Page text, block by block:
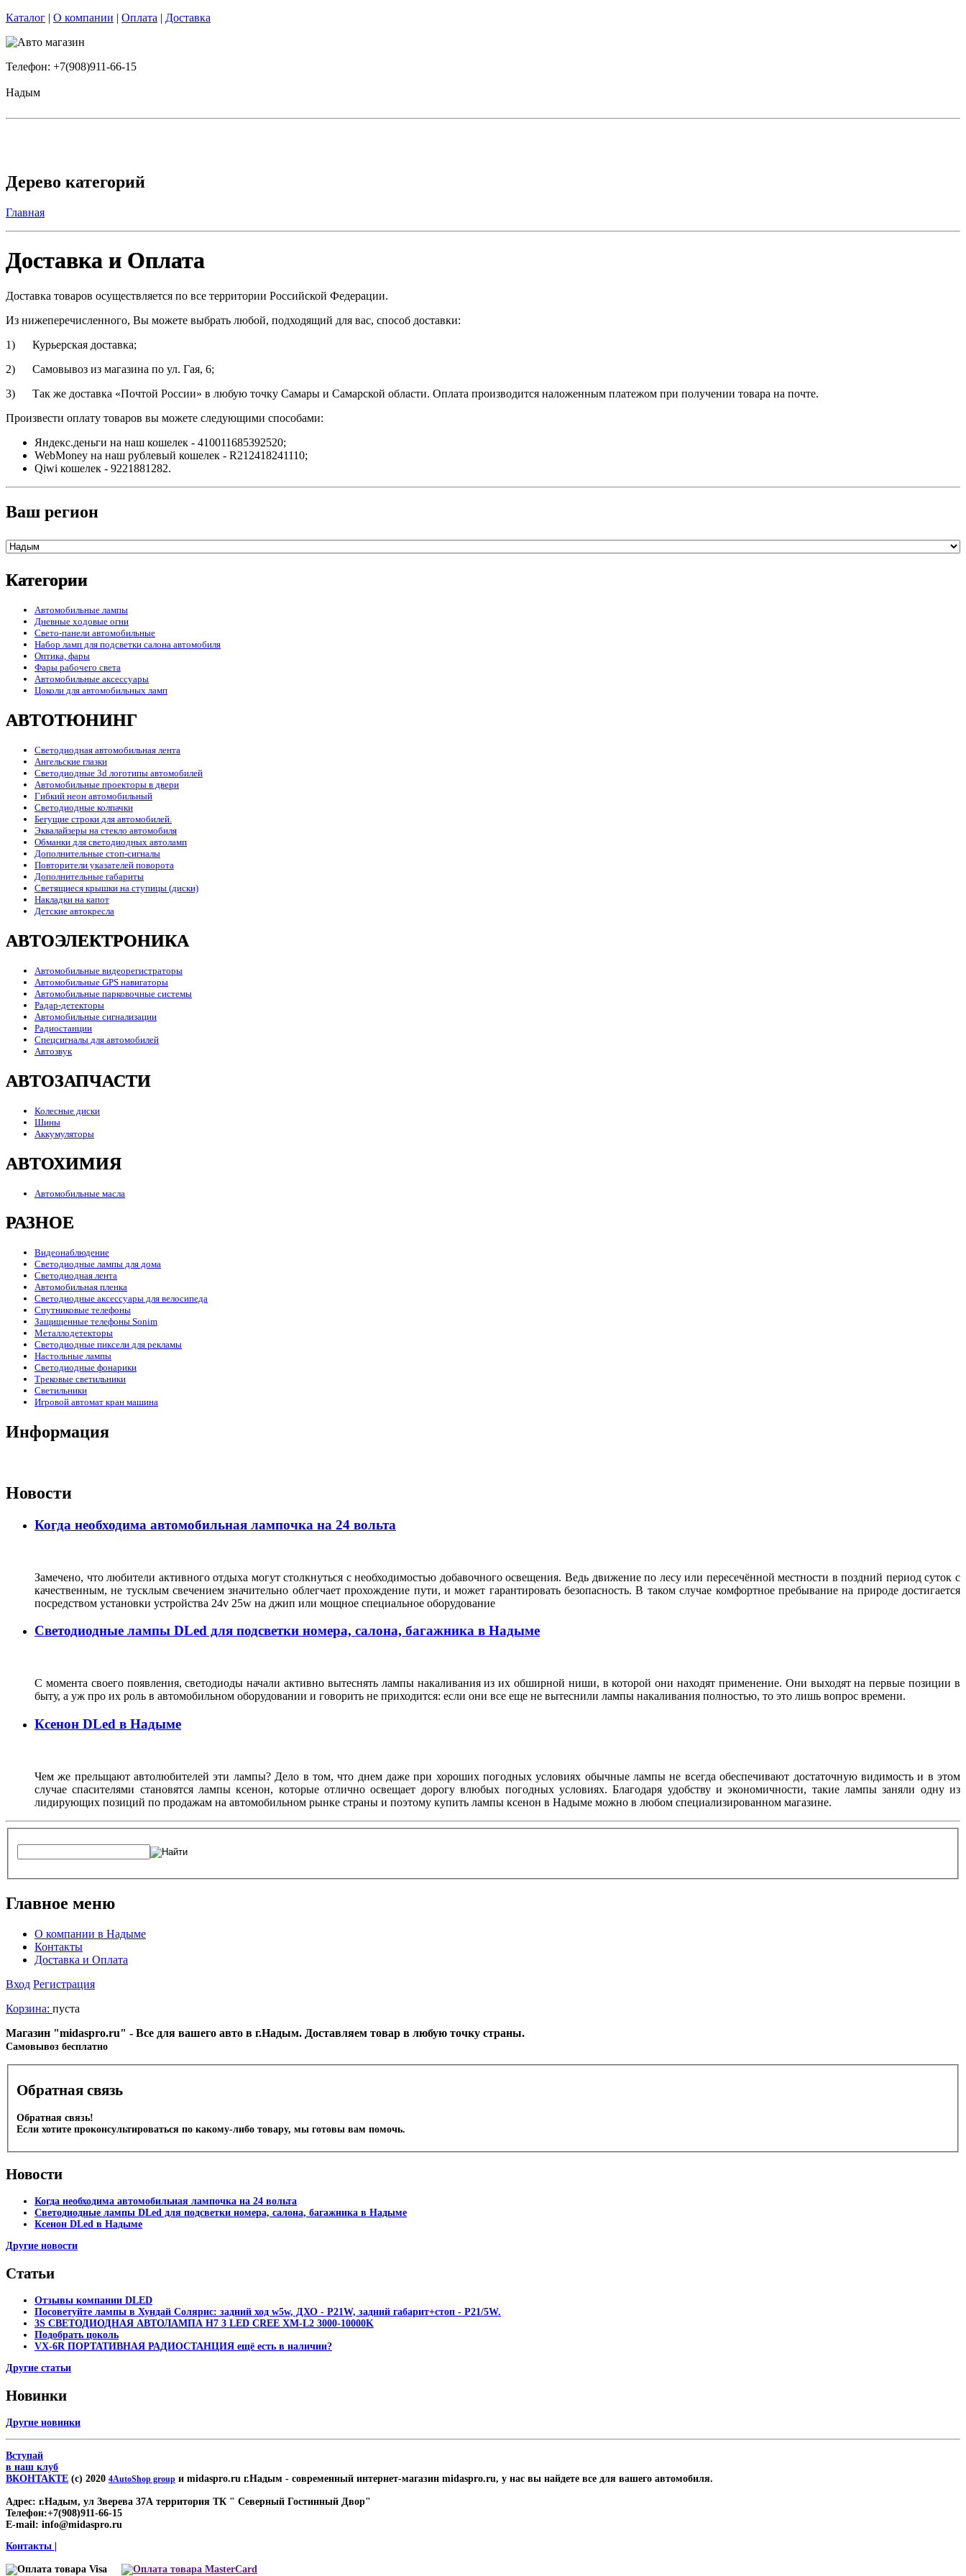
Каталог | О компании | Оплата | Доставка
Телефон: +7(908)911-66-15
Надым
Дерево категорий
Главная
Доставка и Оплата
Доставка товаров осуществляется по все территории Российской Федерации.
Из нижеперечисленного, Вы можете выбрать любой, подходящий для вас, способ доставки:
1) Курьерская доставка;
2) Самовывоз из магазина по ул. Гая, 6;
3) Так же доставка «Почтой России» в любую точку Самары и Самарской области. Оплата производится наложенным платежом при получении товара на почте.
Произвести оплату товаров вы можете следующими способами:
Яндекс.деньги на наш кошелек - 410011685392520;
WebMoney на наш рублевый кошелек - R212418241110;
Qiwi кошелек - 9221881282.
Ваш регион
Категории
Автомобильные лампы
Дневные ходовые огни
Свето-панели автомобильные
Набор ламп для подсветки салона автомобиля
Оптика, фары
Фары рабочего света
Автомобильные аксессуары
Цоколи для автомобильных ламп
АВТОТЮНИНГ
Светодиодная автомобильная лента
Ангельские глазки
Светодиодные 3d логотипы автомобилей
Автомобильные проекторы в двери
Гибкий неон автомобильный
Светодиодные колпачки
Бегущие строки для автомобилей.
Эквалайзеры на стекло автомобиля
Обманки для светодиодных автоламп
Дополнительные стоп-сигналы
Повторители указателей поворота
Дополнительные габариты
Светящиеся крышки на ступицы (диски)
Накладки на капот
Детские автокресла
АВТОЭЛЕКТРОНИКА
Автомобильные видеорегистраторы
Автомобильные GPS навигаторы
Автомобильные парковочные системы
Радар-детекторы
Автомобильные сигнализации
Радиостанции
Спецсигналы для автомобилей
Автозвук
АВТОЗАПЧАСТИ
Колесные диски
Шины
Аккумуляторы
АВТОХИМИЯ
Автомобильные масла
РАЗНОЕ
Видеонаблюдение
Светодиодные лампы для дома
Светодиодная лента
Автомобильная пленка
Светодиодные аксессуары для велосипеда
Спутниковые телефоны
Защищенные телефоны Sonim
Металлодетекторы
Светодиодные пиксели для рекламы
Настольные лампы
Светодиодные фонарики
Трековые светильники
Светильники
Игровой автомат кран машина
Информация
Новости
Когда необходима автомобильная лампочка на 24 вольта
Замечено, что любители активного отдыха могут столкнуться с необходимостью добавочного освещения. Ведь движение по лесу или пересечённой местности в поздний период суток с
качественным, не тусклым свечением значительно облегчает прохождение пути, и может гарантировать безопасность. В таком случае комфортное пребывание на природе достигается
посредством установки устройства 24v 25w на джип или мощное специальное оборудование
Светодиодные лампы DLed для подсветки номера, салона, багажника в Надыме
С момента своего появления, светодиоды начали активно вытеснять лампы накаливания из их обширной ниши, в которой они находят применение. Они выходят на первые позиции в
быту, а уж про их роль в автомобильном оборудовании и говорить не приходится: если они все еще не вытеснили лампы накаливания полностью, то это лишь вопрос времени.
Ксенон DLed в Надыме
Чем же прельщают автолюбителей эти лампы? Дело в том, что днем даже при хороших погодных условиях обычные лампы не всегда обеспечивают достаточную видимость и в этом
случае спасителями становятся лампы ксенон, которые отлично освещает дорогу влюбых погодных условиях. Благодаря удобству и экономичности, такие лампы заняли одну из
лидирующих позиций по продажам на автомобильном рынке страны и поэтому купить лампы ксенон в Надыме можно в любом специализированном магазине.
Главное меню
О компании в Надыме
Контакты
Доставка и Оплата
Вход Регистрация
Корзина: пуста
Магазин "midaspro.ru" - Все для вашего авто в г.Надым. Доставляем товар в любую точку страны.
Cамовывоз бесплатно
Обратная связь
Обратная связь!
Если хотите проконсультироваться по какому-либо товару, мы готовы вам помочь.
Новости
Когда необходима автомобильная лампочка на 24 вольта
Светодиодные лампы DLed для подсветки номера, салона, багажника в Надыме
Ксенон DLed в Надыме
Другие новости
Статьи
Отзывы компании DLED
Посоветуйте лампы в Хундай Солярис: задний ход w5w, ДХО - P21W, задний габарит+стоп - P21/5W.
3S СВЕТОДИОДНАЯ АВТОЛАМПА H7 3 LED CREE XM-L2 3000-10000K
Подобрать цоколь
VX-6R ПОРТАТИВНАЯ РАДИОСТАНЦИЯ ещё есть в наличии?
Другие статьи
Новинки
Другие новинки
Вступай
в наш клуб
ВКОНТАКТЕ (c) 2020 4AutoShop group и midaspro.ru г.Надым - современный интернет-магазин midaspro.ru, у нас вы найдете все для вашего автомобиля.
Адрес: г.Надым, ул Зверева 37А территория ТК " Северный Гостинный Двор"
Телефон:+7(908)911-66-15
E-mail: info@midaspro.ru
Контакты